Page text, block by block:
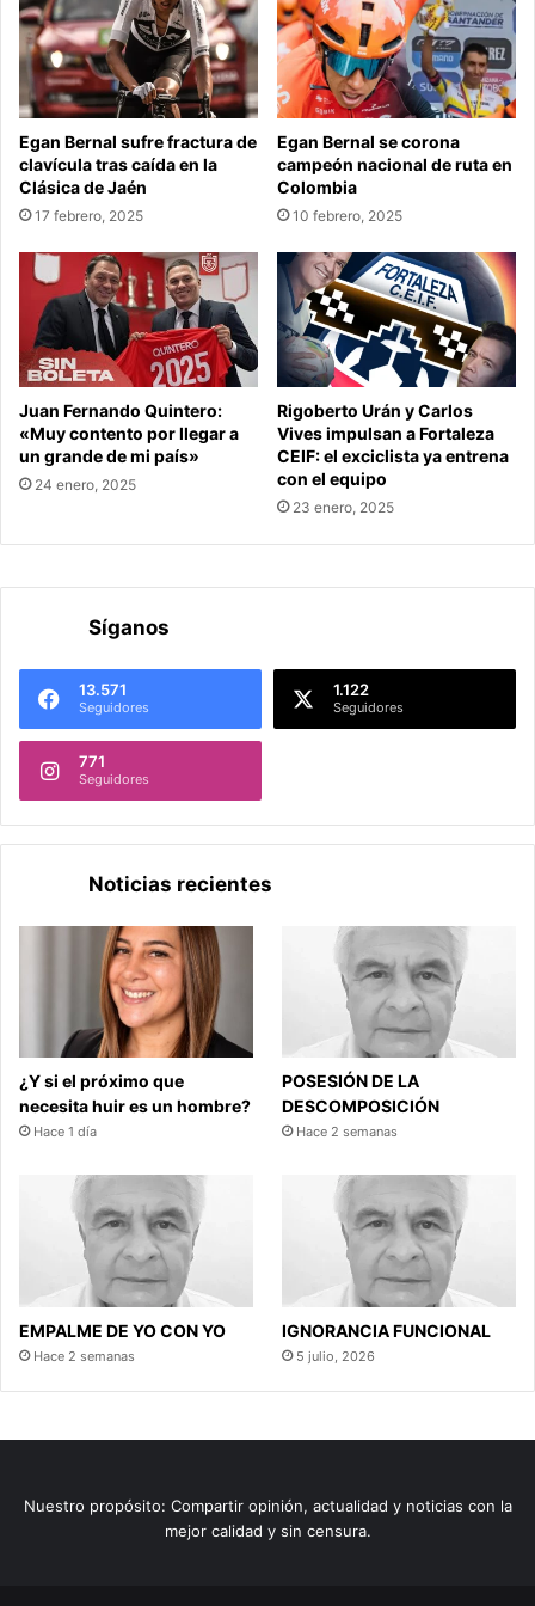
Egan Bernal sufre fractura de
clavícula tras caída en la
Clásica de Jaén
17 febrero, 2025
Egan Bernal se corona
campeón nacional de ruta en
Colombia
10 febrero, 2025
Juan Fernando Quintero:
«Muy contento por llegar a
un grande de mi país»
24 enero, 2025
Rigoberto Urán y Carlos
Vives impulsan a Fortaleza
CEIF: el exciclista ya entrena
con el equipo
23 enero, 2025
Síganos
13.571
Seguidores
1.122
Seguidores
771
Seguidores
Noticias recientes
¿Y si el próximo que
necesita huir es un hombre?
Hace 1 día
POSESIÓN DE LA
DESCOMPOSICIÓN
Hace 2 semanas
EMPALME DE YO CON YO
Hace 2 semanas
IGNORANCIA FUNCIONAL
5 julio, 2026
Nuestro propósito: Compartir opinión, actualidad y noticias con la
mejor calidad y sin censura.